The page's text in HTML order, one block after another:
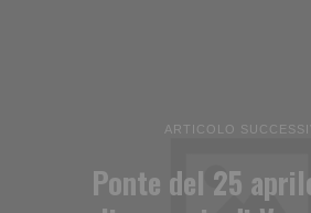
ARTICOLO
Ponte del 25